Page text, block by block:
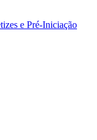
e Pré-Iniciação